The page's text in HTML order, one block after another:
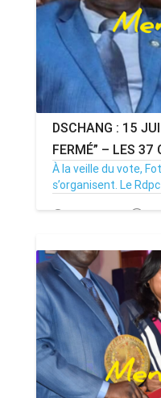
DSCHANG : 15
FERMÉ” – LES 37
À la veille du vote,
s’organisent. Le
14/07/26